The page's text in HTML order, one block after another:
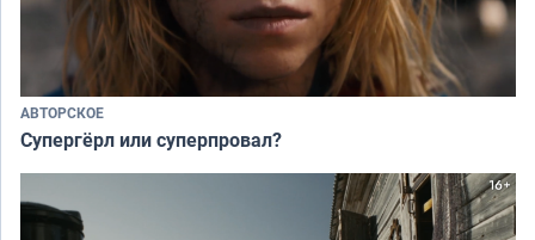
АВТОРСКОЕ
Супергёрл или суперпровал?